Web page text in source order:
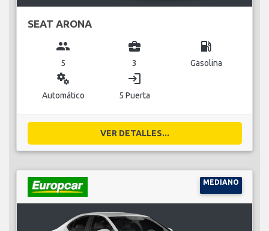
SEAT ARONA
group
5
business_center
3
local_gas_station
Gasolina
miscellaneous_services
Automático
login
5 Puerta
VER DETALLES...
MEDIANO